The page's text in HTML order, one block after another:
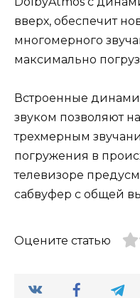
вверх, обеспечит
многомерного
максимально
Встроенные
звуком позволяют
трехмерным
погружения в
телевизоре
сабвуфер с общей
Оцените статью